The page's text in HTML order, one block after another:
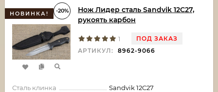
НОВИНКА! -20%
Нож Лидер сталь Sandvik 12C27,
рукоять карбон
1
ПОД ЗАКАЗ
АРТИКУЛ:
8962-9066
Сталь клинка
Sandvik 12C27